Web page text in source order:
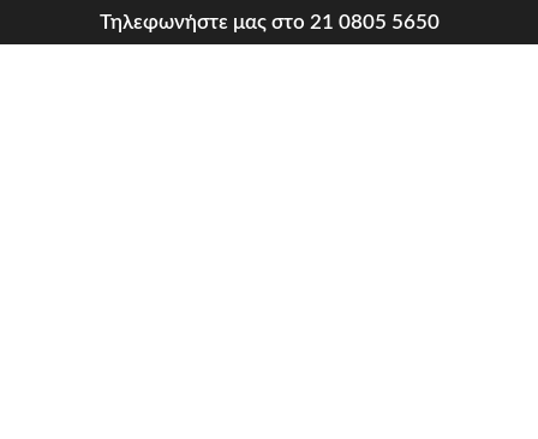
Τηλεφωνήστε μας στο 21 0805 5650